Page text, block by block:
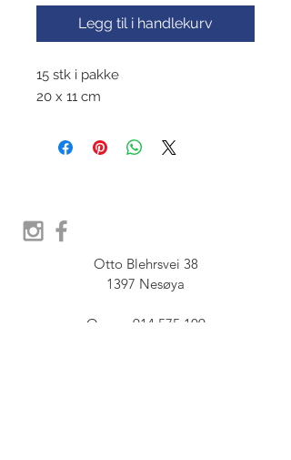
Legg til i handlekurv
15 stk i pakke
20 x 11 cm
Otto Blehrsvei 38
1397 Nesøya
Orgnr.  914 575 109